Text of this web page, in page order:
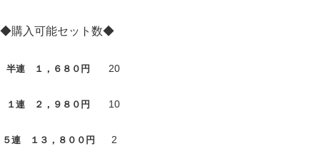
◆購入可能セット数◆
半連 １，６８０円 20
１連 ２，９８０円 10
５連 １３，８００円 2